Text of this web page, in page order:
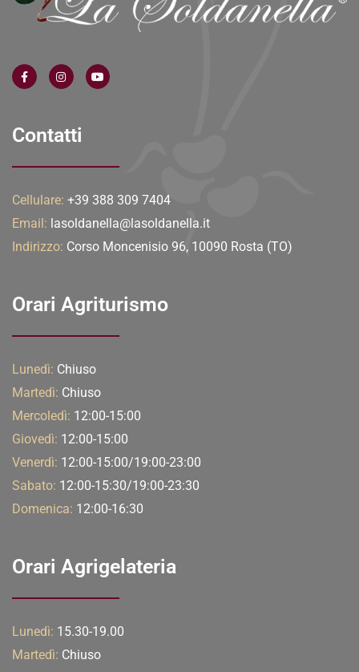
Contatti
Cellulare: +39 388 309 7404
Email: lasoldanella@lasoldanella.it
Indirizzo: Corso Moncenisio 96, 10090 Rosta (TO)
Orari Agriturismo
Lunedì: Chiuso
Martedì: Chiuso
Mercoledì: 12:00-15:00
Giovedì: 12:00-15:00
Venerdì: 12:00-15:00/19:00-23:00
Sabato: 12:00-15:30/19:00-23:30
Domenica: 12:00-16:30
Orari Agrigelateria
Lunedì: 15.30-19.00
Martedì: Chiuso